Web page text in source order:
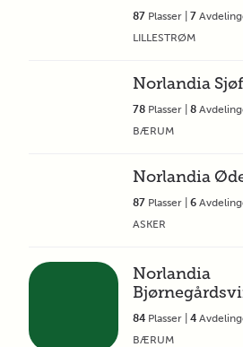
87 Plasser | 7
LILLESTRØM
Norlandia
78 Plasser | 8
BÆRUM
Norlandia
87 Plasser | 6
ASKER
Norlandia
84 Plasser | 4
BÆRUM